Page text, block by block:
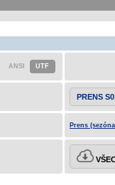
PRENS
Prens